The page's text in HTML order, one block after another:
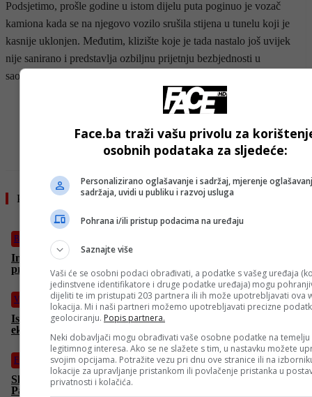
Podsjetimo, prošle godine u istom dijelu puta poginuo je vozač
kamiona kada se na njegovo vozilo srušila stijena u tunelu koji je
kasnije uklonjen. Međutim, klizište koje je tada nastalo još uvijek
nije sanirano i predstavlja ozbiljnu prijetnju bezbjednosti u
saobraćaju.
- OGLAS -
Pročitajte još
Biznis
Indijske rafinerije stopirale kupovinu ruske nafte: Trumpov
pritisak i manji popusti glavni razlozi
Vijesti
Isak i Omerbašić o borbi protiv poreskih utaja i suzbijanju sive
ekonomije
Fudbal
Skandal u Poljskoj: Maskirani huligani napali fudbalere Novog
Pazara
Face.ba traži vašu privolu za
osobnih podataka za sljedeće:
Personalizirano oglašavanje i sadržaj, mjerenje
sadržaja, uvidi u publiku i razvoj usluga
Pohrana i/ili pristup podacima na uređaju
Saznajte više
Vaši će se osobni podaci obrađivati, a podatke s vašeg uređaja
jedinstvene identifikatore i druge podatke uređaja) mogu
dijeliti te im pristupati 203 partnera ili ih može upotrebljavati ova
lokacija. Mi i naši partneri možemo upotrebljavati precizne
geolociranju. Popis partnera.
Neki dobavljači mogu obrađivati vaše osobne podatke na temelju
legitimnog interesa. Ako se ne slažete s tim, u nastavku možete
svojim opcijama. Potražite vezu pri dnu ove stranice ili na
lokacije za upravljanje pristankom ili povlačenje pristanka u
privatnosti i kolačića.